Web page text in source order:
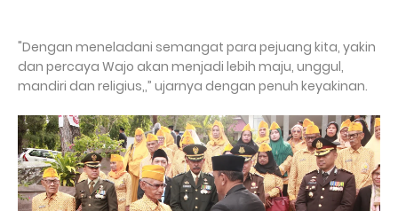
"Dengan meneladani semangat para pejuang kita, yakin
dan percaya Wajo akan menjadi lebih maju, unggul,
mandiri dan religius,,” ujarnya dengan penuh keyakinan.